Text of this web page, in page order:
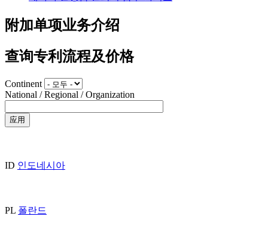
附加单项业务介绍
查询专利流程及价格
Continent
National / Regional / Organization
ID 인도네시아
PL 폴란드